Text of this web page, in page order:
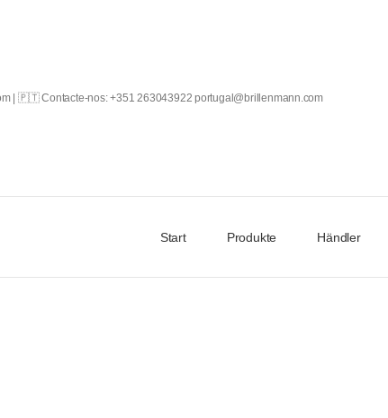
| 🇵🇹 Contacte-nos: +351 263043922 portugal@brillenmann.com
Start Produkte Händler